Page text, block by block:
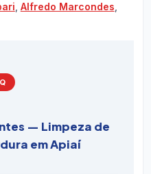
Alfredo Marcondes
— Limpeza de
em Apiaí